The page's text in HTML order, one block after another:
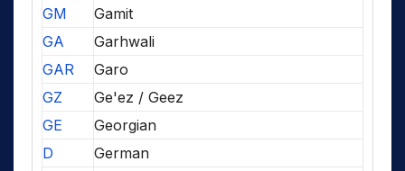
GM
Gamit
GA
Garhwali
GAR
Garo
GZ
Ge'ez / Geez
GE
Georgian
D
German